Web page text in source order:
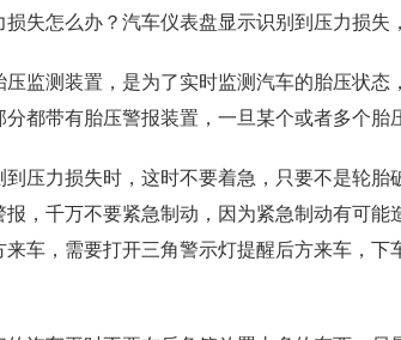
失怎么办？ 汽车仪表盘显示识别到压力损失
压监测装置，是为了实时监测汽车的胎压状
都带有胎压警报装置，一旦某个或者多个胎
到压力损失时，这时不要着急，只要不是轮
报，千万不要紧急制动，因为紧急制动有可
来车，需要打开三角警示灯提醒后方来车，